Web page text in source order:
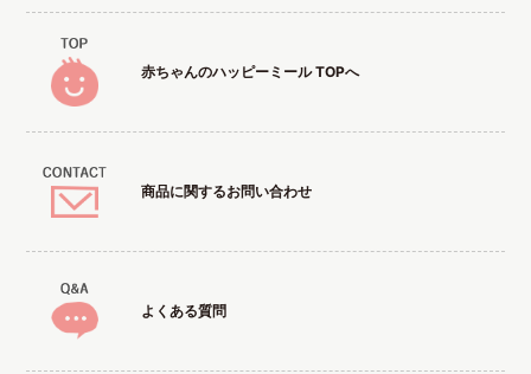
赤ちゃんのハッピーミール TOPへ
商品に関するお問い合わせ
よくある質問